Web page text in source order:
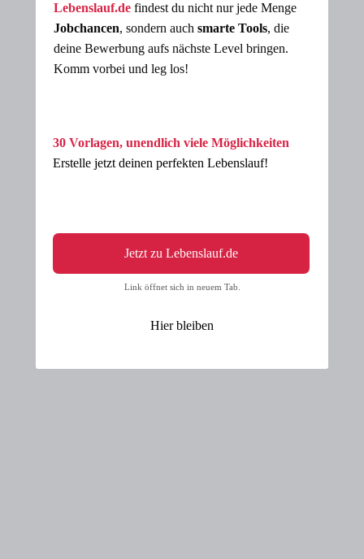
Link öffnet sich in neuem Tab.
Hier bleiben
Lebenslauf.defindest du nicht nur jede Menge
Jobchancen, sondern auch smarte Tools, die
deine Bewerbung aufs nächste Level bringen.
Komm vorbei und leg los!
30 Vorlagen, unendlich viele Möglichkeiten
Erstelle jetzt deinen perfekten Lebenslauf!
Jetzt zu Lebenslauf.de